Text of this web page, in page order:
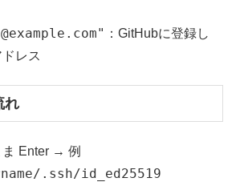
：GitHubに登録し
レス
れ
Enter → 例
.ssh/id_ed25519